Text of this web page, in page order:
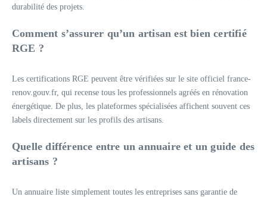
durabilité des projets.
Comment s’assurer qu’un artisan est bien certifié
RGE ?
Les certifications RGE peuvent être vérifiées sur le site officiel france-
renov.gouv.fr, qui recense tous les professionnels agréés en rénovation
énergétique. De plus, les plateformes spécialisées affichent souvent ces
labels directement sur les profils des artisans.
Quelle différence entre un annuaire et un guide des
artisans ?
Un annuaire liste simplement toutes les entreprises sans garantie de